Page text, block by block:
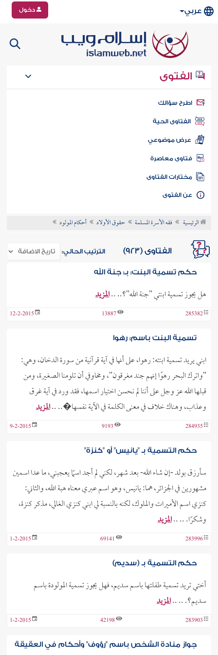
عربي دخول
الفتوى
سؤالك
الفتاوى الحية
عرض موضوعي
فتاوى معاصرة
مختارات الفتاوى
الفتوى
الرئيسية فقه الأسرة المسلمة حقوق الأولاد أحكام المولود
الفتاوى (923) الترتيب الحالي:
حكم تسمية البنت: بـ: جنة الله
هل يجوز تسمية ابنتي "جنة الله"؟.. ..المزيد
285382
13887
12-2-2015
تسمية البنت باسم: رهوا
ابني يريد تسمية ابنته: رهوا، على أنها في آية قرآنية من سورة الدخان، وهي:
"واترك البحر رهوًا إنهم جند مغرقون"، ومخاوفي أن تلومنا الصغيرة، ومن
قبلها الله عز وجل على أننا لم نحسن اختيار اسمها، فقد ورد في آية غرق
وعذاب، وهناك خلاف في معنى الكلمة في الآية نفسها�.. ..المزيد
284935
9193
9-2-2015
حكم التسمية بـ "يانيس" أو "كنزة"
سأرزق بولد -إن شاء الله- بعد شهر، لكني لم أجد اسمًا يعجبني، ما عدا اسمين
مشهورين في الجزائر، هما: يانيس، وهو اسم عبري معناه هبة الله، والثاني:
كنزي اسم الأميرات والملوك، لكنه بالنسبة لي ابني كنزي الغالي، مذكر كنزة،
وشكرًا. .. ..المزيد
283996
69141
1-2-2015
حكم التسمية بـ (سديم)
أختي تريد تسمية طفلتها باسم سديم، فهل يجوز تسمية المولودة باسم
سديم؟. .. ..المزيد
283903
42198
1-2-2015
جواز منادة الشخص باسم "رؤوف" وأحكام في العقيقة